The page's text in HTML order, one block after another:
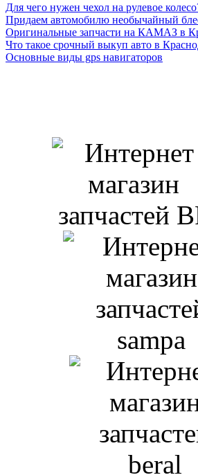
Для чего нужен чехол на рулевое
Придаем автомобилю необычайный
Оригинальные запчасти на КАМАЗ в
Что такое срочный выкуп авто в
Основные виды gps навигаторов